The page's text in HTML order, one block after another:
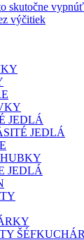
skutočne
výčitiek
JEDLÁ
JEDLÁ
JEDLÁ